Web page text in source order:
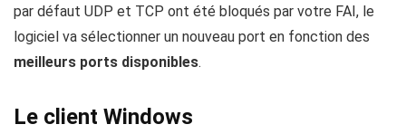
par défaut UDP et TCP ont été bloqués par votre FAI, le
logiciel va sélectionner un nouveau port en fonction des
meilleurs ports disponibles.
Le client Windows